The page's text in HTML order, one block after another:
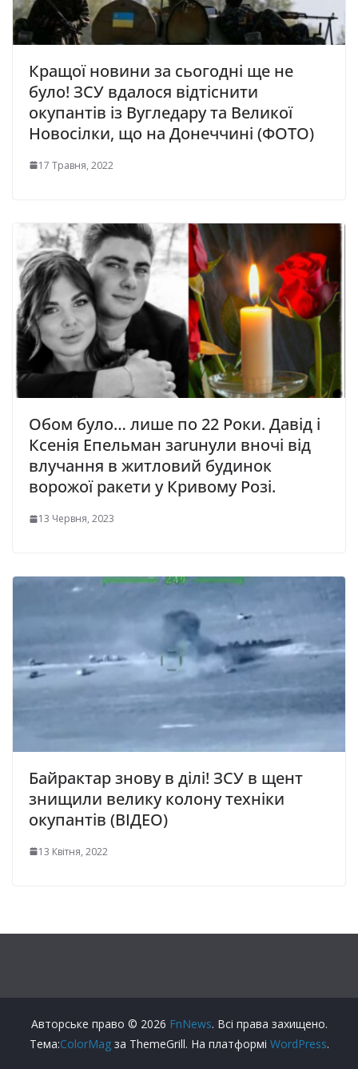
Кращої новини за сьогодні ще не
було! ЗСУ вдалося відтіснити
окупантів із Вугледару та Великої
Новосілки, що на Донеччині (ФОТО)
17 Травня, 2022
Обом було… лише по 22 Роки. Давід і
Ксенія Епельман заruнули вночі від
влучання в житловий будинок
ворожої ракети у Кривому Розі.
13 Червня, 2023
Байрактар знову в ділі! ЗСУ в щент
знищили велику колону техніки
окупантів (ВІДЕО)
13 Квітня, 2022
Авторське право © 2026 FnNews. Всі права захищено.
Тема:ColorMagза ThemeGrill. На платформі WordPress.